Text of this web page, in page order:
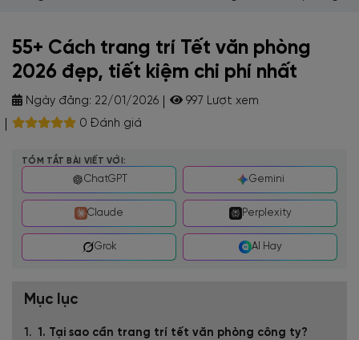
55+ Cách trang trí Tết văn phòng
2026 đẹp, tiết kiệm chi phí nhất
Ngày đăng: 22/01/2026
997 Lượt xem
0 Đánh giá
TÓM TẮT BÀI VIẾT VỚI:
ChatGPT Gemini
Claude Perplexity
Grok AI Hay
Mục lục
1. Tại sao cần trang trí tết văn phòng công ty?